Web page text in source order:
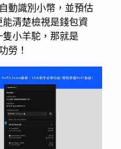
動識別小幣，並預估
清楚檢視是錢包資
小羊駝，那就是
勞！